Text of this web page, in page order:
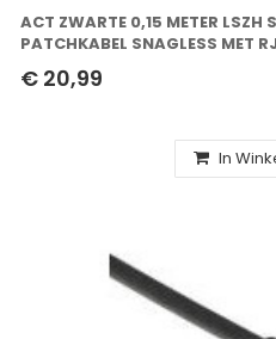
ACT ZWARTE 0,15 METER LSZH
PATCHKABEL SNAGLESS MET
€ 20,99
In